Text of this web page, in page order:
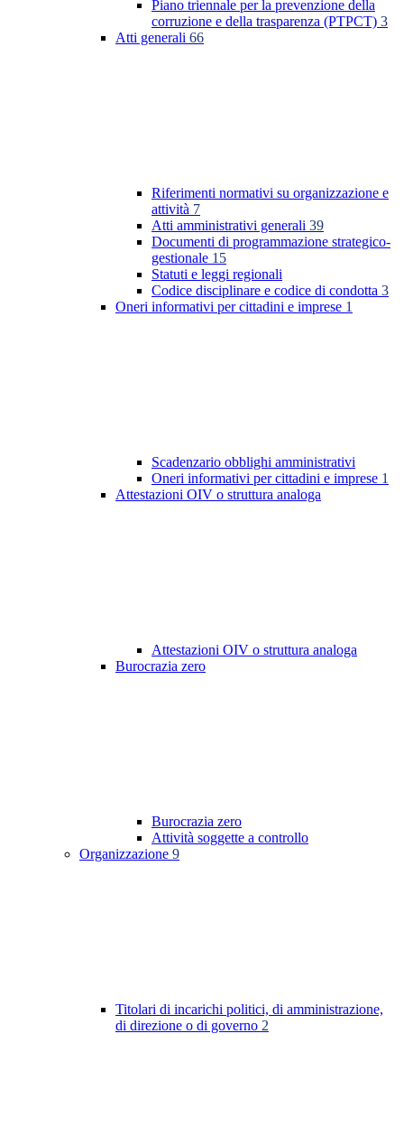
Piano triennale per la prevenzione della
corruzione e della trasparenza (PTPCT) 3
Atti generali 66
Riferimenti normativi su organizzazione e
attività 7
Atti amministrativi generali 39
Documenti di programmazione strategico-
gestionale 15
Statuti e leggi regionali
Codice disciplinare e codice di condotta 3
Oneri informativi per cittadini e imprese 1
Scadenzario obblighi amministrativi
Oneri informativi per cittadini e imprese 1
Attestazioni OIV o struttura analoga
Attestazioni OIV o struttura analoga
Burocrazia zero
Burocrazia zero
Attività soggette a controllo
Organizzazione 9
Titolari di incarichi politici, di amministrazione,
di direzione o di governo 2